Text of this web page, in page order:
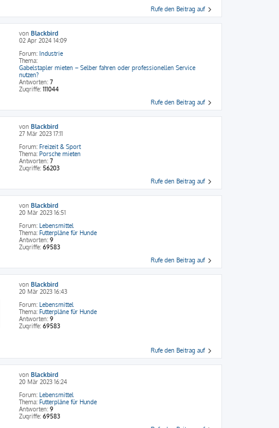
Rufe den Beitrag auf
von Blackbird
02 Apr 2024 14:09
Forum: Industrie
Thema:
Gabelstapler mieten – Selber fahren oder professionellen Service
nutzen?
Antworten: 7
Zugriffe: 111044
Rufe den Beitrag auf
von Blackbird
27 Mär 2023 17:11
Forum: Freizeit & Sport
Thema: Porsche mieten
Antworten: 7
Zugriffe: 56203
Rufe den Beitrag auf
von Blackbird
20 Mär 2023 16:51
Forum: Lebensmittel
Thema: Futterpläne für Hunde
Antworten: 9
Zugriffe: 69583
Rufe den Beitrag auf
von Blackbird
20 Mär 2023 16:43
Forum: Lebensmittel
Thema: Futterpläne für Hunde
Antworten: 9
Zugriffe: 69583
Rufe den Beitrag auf
von Blackbird
20 Mär 2023 16:24
Forum: Lebensmittel
Thema: Futterpläne für Hunde
Antworten: 9
Zugriffe: 69583